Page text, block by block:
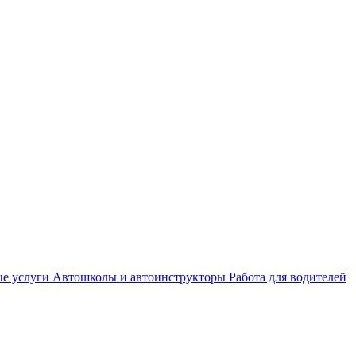
услуги Автошколы и автоинструкторы Работа для водителей